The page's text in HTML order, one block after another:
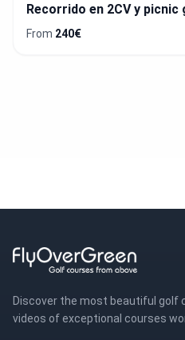
Recorrido en 2CV y picnic
From 240€
Discover the most beautiful golf
videos of exceptional courses